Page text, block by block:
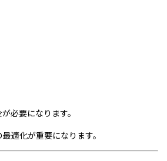
必要になります。
適化が重要になります。